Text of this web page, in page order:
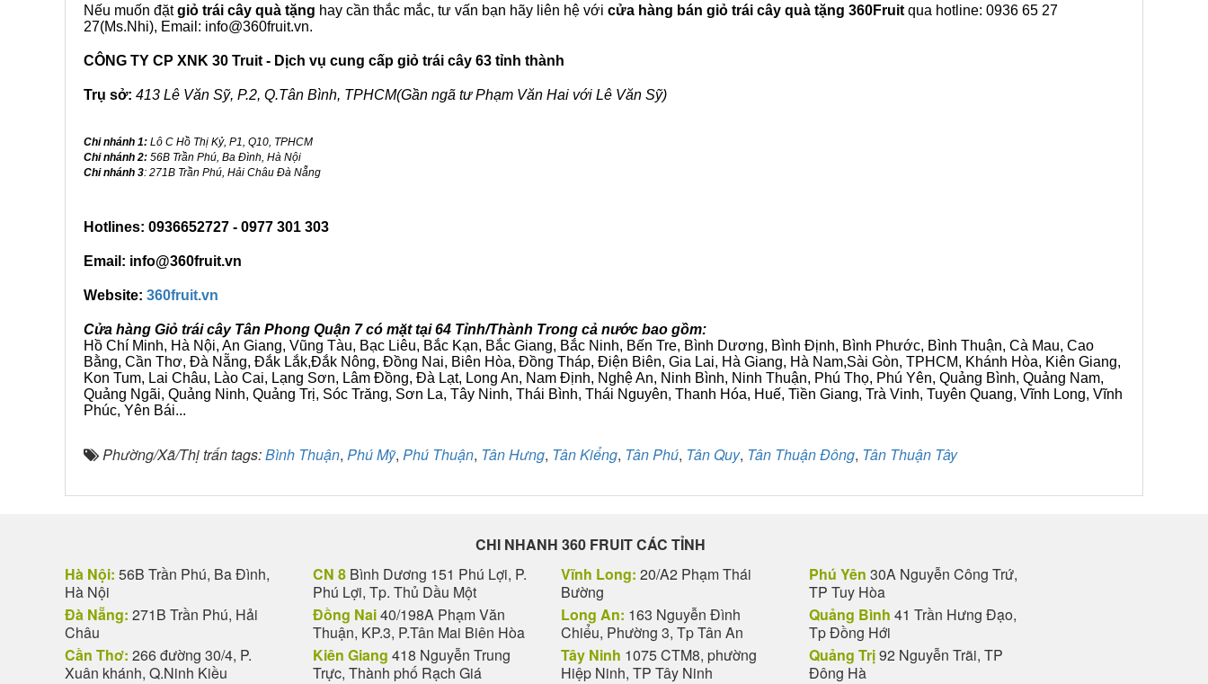
Nếu muốn đặtgiỏ trái cây quà tặng hay cần thắc mắc, tư vấn bạn hãy liên hệ với cửa hàng bán giỏ trái cây quà tặng 360Fruit qua hotline: 0936 65 27
27(Ms.Nhi), Email: info@360fruit.vn.
CÔNG TY CP XNK 30 Truit - Dịch vụ cung cấp giỏ trái cây 63 tỉnh thành
Trụ sở: 413 Lê Văn Sỹ, P.2, Q.Tân Bình, TPHCM(Gần ngã tư Phạm Văn Hai với Lê Văn Sỹ)
Chi nhánh 1: Lô C Hồ Thị Kỷ, P1, Q10, TPHCM
Chi nhánh 2: 56B Trần Phú, Ba Đình, Hà Nội
Chi nhánh 3: 271B Trần Phú, Hải Châu Đà Nẵng
Hotlines: 0936652727 - 0977 301 303
Email: info@360fruit.vn
Website: 360fruit.vn
Cửa hàng Giỏ trái cây Tân Phong Quận 7 có mặt tại 64 Tỉnh/Thành Trong cả nước bao gồm:
Hồ Chí Minh, Hà Nội, An Giang, Vũng Tàu, Bạc Liêu, Bắc Kạn, Bắc Giang, Bắc Ninh, Bến Tre, Bình Dương, Bình Định, Bình Phước, Bình Thuận, Cà Mau, Cao
Bằng, Cần Thơ, Đà Nẵng, Đắk Lắk,Đắk Nông, Đồng Nai, Biên Hòa, Đồng Tháp, Điện Biên, Gia Lai, Hà Giang, Hà Nam,Sài Gòn, TPHCM, Khánh Hòa, Kiên Giang,
Kon Tum, Lai Châu, Lào Cai, Lạng Sơn, Lâm Đồng, Đà Lạt, Long An, Nam Định, Nghệ An, Ninh Bình, Ninh Thuận, Phú Thọ, Phú Yên, Quảng Bình, Quảng Nam,
Quảng Ngãi, Quảng Ninh, Quảng Trị, Sóc Trăng, Sơn La, Tây Ninh, Thái Bình, Thái Nguyên, Thanh Hóa, Huế, Tiền Giang, Trà Vinh, Tuyên Quang, Vĩnh Long, Vĩnh
Phúc, Yên Bái...
Phường/Xã/Thị trấn tags:Bình Thuận, Phú Mỹ, Phú Thuận, Tân Hưng, Tân Kiểng, Tân Phú, Tân Quy, Tân Thuận Đông, Tân Thuận Tây
CHI NHANH 360 FRUIT CÁC TỈNH
Hà Nội: 56B Trần Phú, Ba Đình,
Hà Nội
Đà Nẵng: 271B Trần Phú, Hải
Châu
Cần Thơ: 266 đường 30/4, P.
Xuân khánh, Q.Ninh Kiều
CN 8 Bình Dương 151 Phú Lợi, P.
Phú Lợi, Tp. Thủ Dầu Một
Đồng Nai40/198A Phạm Văn
Thuận, KP.3, P.Tân Mai Biên Hòa
Kiên Giang 418 Nguyễn Trung
Trực, Thành phố Rạch Giá
Vĩnh Long: 20/A2 Phạm Thái
Bường
Long An: 163 Nguyễn Đình
Chiểu, Phường 3, Tp Tân An
Tây Ninh 1075 CTM8, phường
Hiệp Ninh, TP Tây Ninh
Phú Yên 30A Nguyễn Công Trứ,
TP Tuy Hòa
Quảng Bình 41 Trần Hưng Đạo,
Tp Đồng Hới
Quảng Trị92 Nguyễn Trãi, TP
Đông Hà